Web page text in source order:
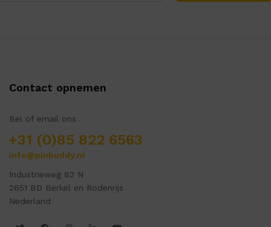
Contact opnemen
Bel of email ons
+31 (0)85 822 6563
info@pinbuddy.nl
Industrieweg 82 N
2651 BD Berkel en Rodenrijs
Nederland